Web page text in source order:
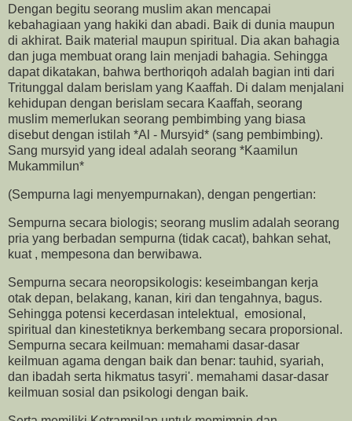
Dengan begitu seorang muslim akan mencapai
kebahagiaan yang hakiki dan abadi. Baik di dunia maupun
di akhirat. Baik material maupun spiritual. Dia akan bahagia
dan juga membuat orang lain menjadi bahagia. Sehingga
dapat dikatakan, bahwa berthoriqoh adalah bagian inti dari
Tritunggal dalam berislam yang Kaaffah. Di dalam menjalani
kehidupan dengan berislam secara Kaaffah, seorang
muslim memerlukan seorang pembimbing yang biasa
disebut dengan istilah *Al - Mursyid* (sang pembimbing).
Sang mursyid yang ideal adalah seorang *Kaamilun
Mukammilun*
(Sempurna lagi menyempurnakan), dengan pengertian:
Sempurna secara biologis; seorang muslim adalah seorang
pria yang berbadan sempurna (tidak cacat), bahkan sehat,
kuat , mempesona dan berwibawa.
Sempurna secara neoropsikologis: keseimbangan kerja
otak depan, belakang, kanan, kiri dan tengahnya, bagus.
Sehingga potensi kecerdasan intelektual, emosional,
spiritual dan kinestetiknya berkembang secara proporsional.
Sempurna secara keilmuan: memahami dasar-dasar
keilmuan agama dengan baik dan benar: tauhid, syariah,
dan ibadah serta hikmatus tasyri'. memahami dasar-dasar
keilmuan sosial dan psikologi dengan baik.